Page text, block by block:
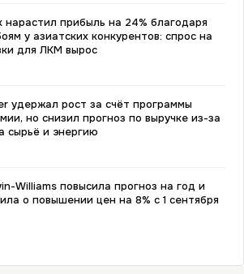
нарастил прибыль на 24% благодаря
у азиатских конкурентов: спрос на
для ЛКМ вырос
удержал рост за счёт программы
но снизил прогноз по выручке из-за
сырьё и энергию
Williams повысила прогноз на год и
о повышении цен на 8% с 1 сентября